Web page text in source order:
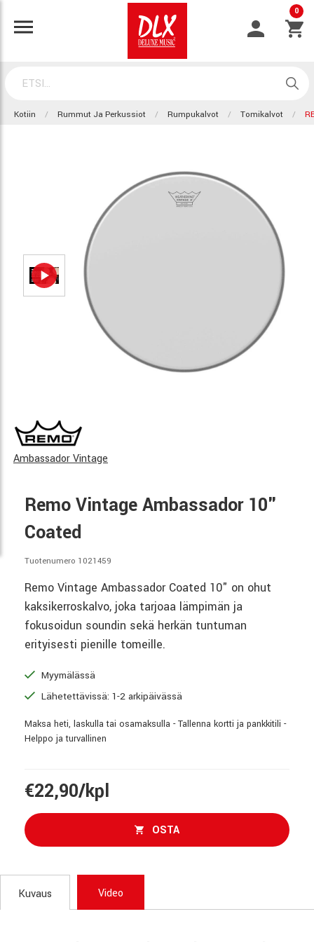
0
Kotiin Rummut Ja Perkussiot Rumpukalvot Tomikalvot
Ambassador Vintage
Remo Vintage Ambassador 10"
Coated
Tuotenumero 1021459
Remo Vintage Ambassador Coated 10" on ohut
kaksikerroskalvo, joka tarjoaa lämpimän ja
fokusoidun soundin sekä herkän tuntuman
erityisesti pienille tomeille.
Myymälässä
Lähetettävissä: 1-2 arkipäivässä
Maksa heti, laskulla tai osamaksulla - Tallenna kortti ja pankkitili -
Helppo ja turvallinen
€22,90/kpl
OSTA
Kuvaus Video